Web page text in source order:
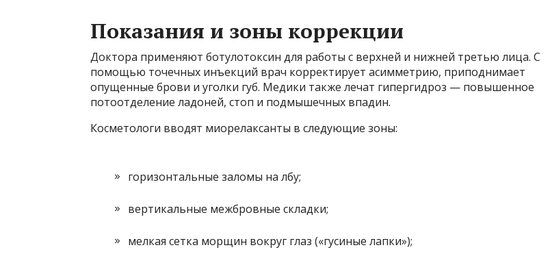
Показания и зоны коррекции
Доктора применяют ботулотоксин для работы с верхней и нижней третью лица. С
помощью точечных инъекций врач корректирует асимметрию, приподнимает
опущенные брови и уголки губ. Медики также лечат гипергидроз — повышенное
потоотделение ладоней, стоп и подмышечных впадин.
Косметологи вводят миорелаксанты в следующие зоны:
горизонтальные заломы на лбу;
вертикальные межбровные складки;
мелкая сетка морщин вокруг глаз («гусиные лапки»);